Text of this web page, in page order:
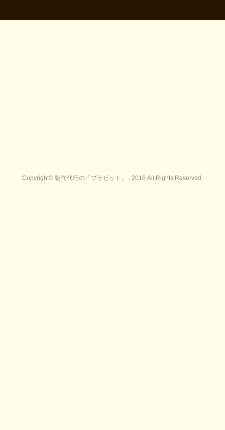
Copyright© 製作代行の「プラビット」 , 2016 All Rights Reserved.